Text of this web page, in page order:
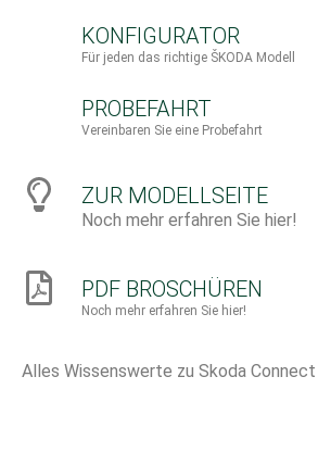
KONFIGURATOR
Für jeden das richtige ŠKODA Modell
PROBEFAHRT
Vereinbaren Sie eine Probefahrt
ZUR MODELLSEITE
Noch mehr erfahren Sie hier!
PDF BROSCHÜREN
Noch mehr erfahren Sie hier!
Alles Wissenswerte zu Skoda Connect